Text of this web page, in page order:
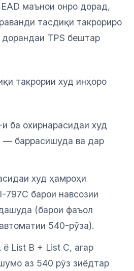
маънои онро дорад,
тасдиқи такрориро
TPS бештар
такрории худ инҳоро
ба охирнарасидаи худ
— баррасишуда ва дар
худ ҳамроҳи
797C барои навсозии
(барои фаъол
540-рӯза).
List B + List C, агар
аз 540 рӯз зиёдтар